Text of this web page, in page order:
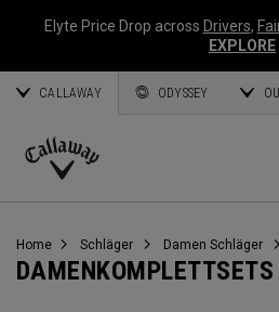
Elyte Price Drop across Drivers,
EXPLORE
CALLAWAY ODYSSEY
Callaway
Home Schläger Damen Schläger
DAMENKOMPLETTSETS